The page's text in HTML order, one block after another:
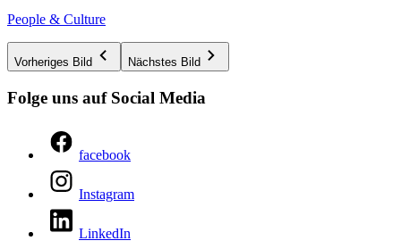
People & Culture
Vorheriges Bild Nächstes Bild
Folge uns auf Social Media
facebook
Instagram
LinkedIn